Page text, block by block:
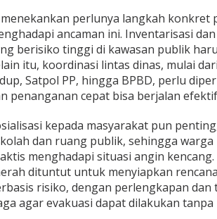
c
a
E
k
s
t
r
m
a
n
d
a
M
a
perlunya langkah konkret
ancaman ini. Inventarisasi
berisiko tinggi di kawasan publik
itu, koordinasi lintas dinas, mulai
Satpol PP, hingga BPBD, perlu
penanganan cepat bisa berjalan
kepada masyarakat pun
dan ruang publik, sehingga
menghadapi situasi angin
dituntut untuk menyiapkan
risiko, dengan perlengkapan dan
agar evakuasi dapat dilakukan